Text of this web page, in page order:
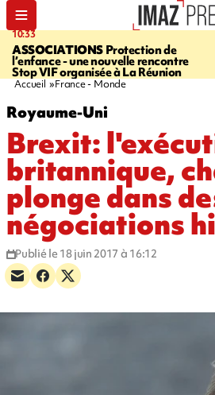
10:33
ASSOCIATIONSProtection de
l’enfance - une nouvelle rencontre
Stop VIF organisée à La Réunion
Accueil France - Monde
Royaume-Uni
Brexit:
britannique,
plonge dans
négociations
Publié le 18 juin 2017 à 16:12